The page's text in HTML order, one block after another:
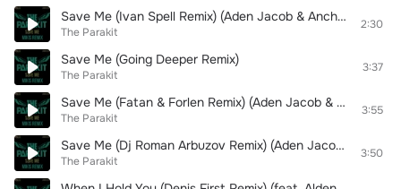
Save Me (Ivan Spell Remix) (Aden Jacob & Anchalee)
The Parakit
2:30
Save Me (Going Deeper Remix)
The Parakit
3:37
Save Me (Fatan & Forlen Remix) (Aden Jacob & Anchalee)
The Parakit
3:55
Save Me (Dj Roman Arbuzov Remix) (Aden Jacob & Anchalee)
The Parakit
3:50